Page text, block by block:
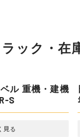
ック・在庫